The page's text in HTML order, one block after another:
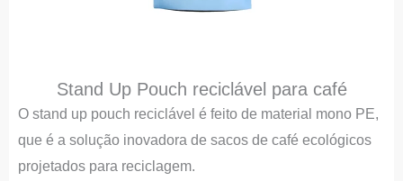
Stand Up Pouch reciclável para café
O stand up pouch reciclável é feito de material mono PE,
que é a solução inovadora de sacos de café ecológicos
projetados para reciclagem.